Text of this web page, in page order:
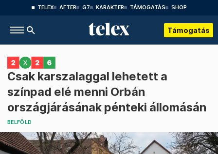
TELEX AFTER G7 KARAKTER TÁMOGATÁS SHOP
Támogatás
Csak karszalaggal lehetett a
színpad elé menni Orbán
országjárásának pénteki állomásán
BELFÖLD